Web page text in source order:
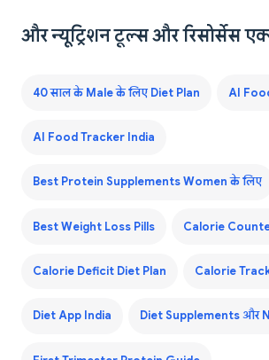
और न्यूट्रिशन टूल्स और रिसोर्सेस
40 साल के Male के लिए Diet Plan AI
AI Food Tracker India
Best Protein Supplements Women के लिए
Best Weight Loss Pills Calorie
Calorie Deficit Diet Plan Calorie
Diet App India Diet Supplements और